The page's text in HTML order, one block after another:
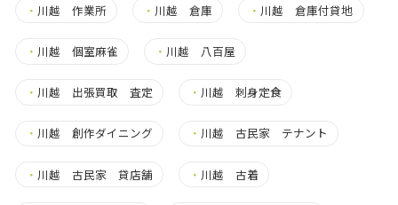
・ 川越 作業所 ・ 川越 倉庫 ・ 川越 倉庫付貸地
・ 川越 個室麻雀 ・ 川越 八百屋
・ 川越 出張買取 査定 ・ 川越 刺身定食
・ 川越 創作ダイニング ・ 川越 古民家 テナント
・ 川越 古民家 貸店舗 ・ 川越 古着